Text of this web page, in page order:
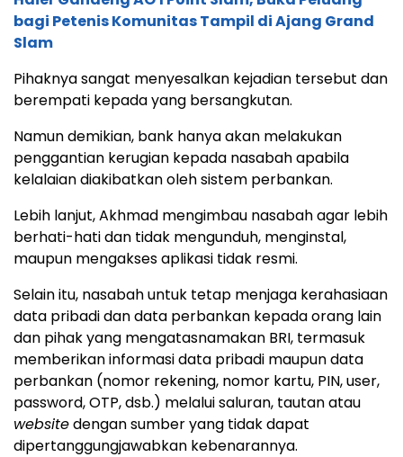
bagi Petenis Komunitas Tampil di Ajang Grand
Slam
Pihaknya sangat menyesalkan kejadian tersebut dan
berempati kepada yang bersangkutan.
Namun demikian, bank hanya akan melakukan
penggantian kerugian kepada nasabah apabila
kelalaian diakibatkan oleh sistem perbankan.
Lebih lanjut, Akhmad mengimbau nasabah agar lebih
berhati-hati dan tidak mengunduh, menginstal,
maupun mengakses aplikasi tidak resmi.
Selain itu, nasabah untuk tetap menjaga kerahasiaan
data pribadi dan data perbankan kepada orang lain
dan pihak yang mengatasnamakan BRI, termasuk
memberikan informasi data pribadi maupun data
perbankan (nomor rekening, nomor kartu, PIN, user,
password, OTP, dsb.) melalui saluran, tautan atau
websitedengan sumber yang tidak dapat
dipertanggungjawabkan kebenarannya.